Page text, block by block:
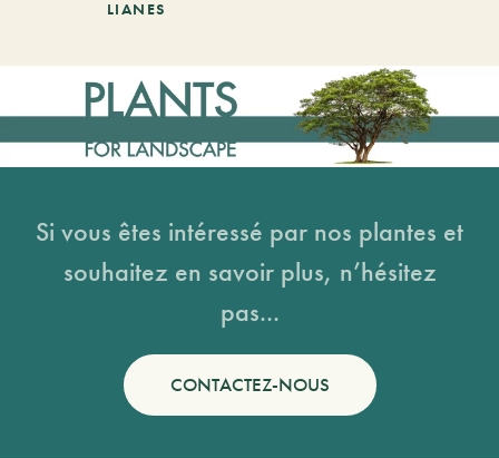
LIANES
Si vous êtes intéressé par nos plantes et
souhaitez en savoir plus, n’hésitez
pas...
CONTACTEZ-NOUS